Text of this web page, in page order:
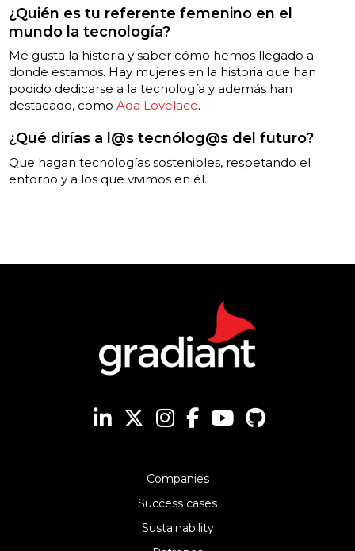
¿Quién es tu referente femenino en el
mundo la tecnología?
Me gusta la historia y saber cómo hemos llegado a
donde estamos. Hay mujeres en la historia que han
podido dedicarse a la tecnología y además han
destacado, comoAda Lovelace.
¿Qué dirías a l@s tecnólog@s del futuro?
Que hagan tecnologías sostenibles, respetando el
entorno y a los que vivimos en él.
Companies
Success cases
Sustainability